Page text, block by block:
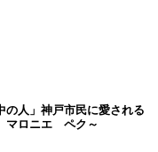
の人」神戸市民に愛される
ロニエ ペク～